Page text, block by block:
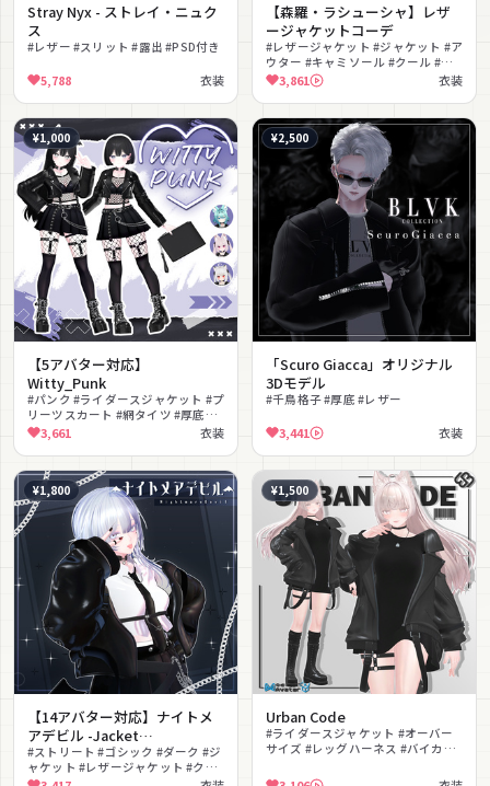
Stray Nyx - ストレイ・ニュク
ス
#レザー #スリット #露出 #PSD付き
5,788 衣装
【森羅・ラシューシャ】レザ
ージャケットコーデ
#レザージャケット #ジャケット #ア
ウター #キャミソール #クール #か
っこいい #シースルー #ストリート
#パンプス #大人っぽい
3,861 衣装
¥1,000
【5アバター対応】
Witty_Punk
#パンク #ライダースジャケット #プ
リーツスカート #網タイツ #厚底ブ
ーツ #ストリート #チェーン #ガー
ター #lilToon対応 #クロップトップ
3,661 衣装
¥2,500
「Scuro Giacca」オリジナル
3Dモデル
#千鳥格子 #厚底 #レザー
3,441 衣装
¥1,800
【14アバター対応】ナイトメ
アデビル -Jacket
Coordinate-
#ストリート #ゴシック #ダーク #ジ
ャケット #レザージャケット #クロ
ップトップ #チェック柄 #ハーネス
¥1,500
Urban Code
#ライダースジャケット #オーバー
サイズ #レッグハーネス #バイカー